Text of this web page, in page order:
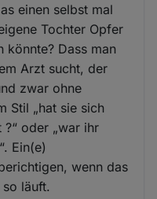
einen selbst mal
Tochter Opfer
könnte? Dass man
Arzt sucht, der
zwar ohne
Stil „hat sie sich
oder „war ihr
Ein(e)
wenn das
läuft.